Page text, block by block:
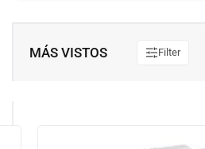
MÁS VISTOS Filter